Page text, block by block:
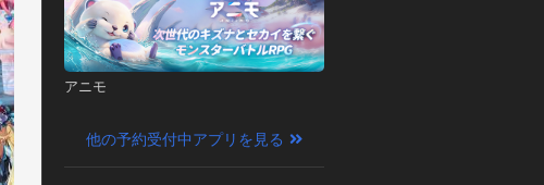
アニモ
他の予約受付中アプリを見る